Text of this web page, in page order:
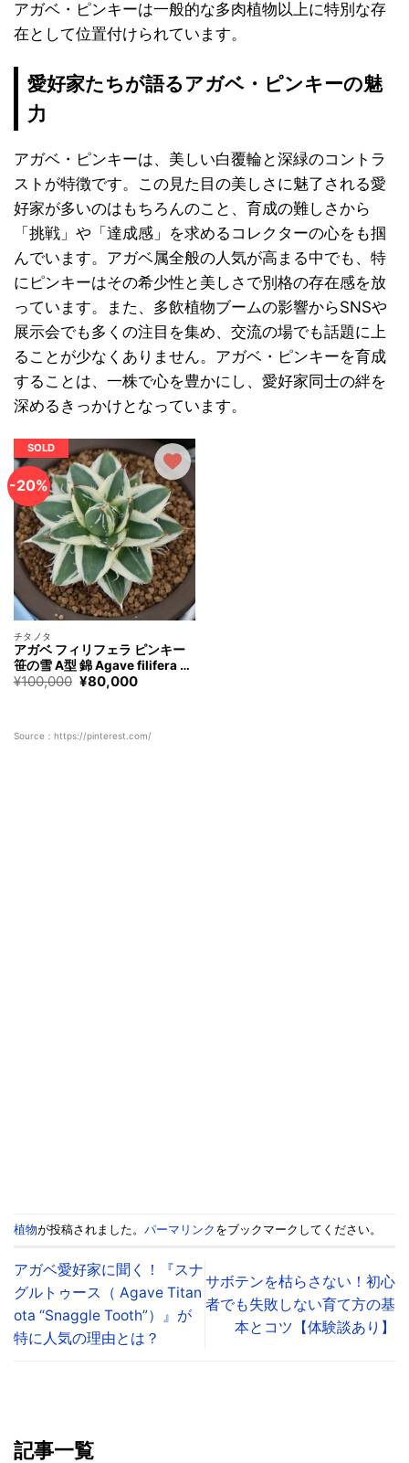
アガベ・ピンキーは一般的な多肉植物以上に特別な存
在として位置付けられています。
愛好家たちが語るアガベ・ピンキーの魅
力
アガベ・ピンキーは、美しい白覆輪と深緑のコントラ
ストが特徴です。この見た目の美しさに魅了される愛
好家が多いのはもちろんのこと、育成の難しさから
「挑戦」や「達成感」を求めるコレクターの心をも掴
んでいます。アガベ属全般の人気が高まる中でも、特
にピンキーはその希少性と美しさで別格の存在感を放
っています。また、多飲植物ブームの影響からSNSや
展示会でも多くの注目を集め、交流の場でも話題に上
ることが少なくありません。アガベ・ピンキーを育成
することは、一株で心を豊かにし、愛好家同士の絆を
深めるきっかけとなっています。
-20%
SOLD
チタノタ
アガベ フィリフェラ ピンキー
笹の雪 A型 錦 Agave filifera va
r. compacta ‘Pinky’
¥100,000 元
の
¥100,000
¥80,000現
は
Source：https://pinterest.com/
植物が投稿されました。 パーマリンク をブックマークしてください。
アガベ愛好家に聞く！『スナ
グルトゥース（ Agave Titan
ota “Snaggle Tooth”）』が
特に人気の理由とは？
サボテンを枯らさない！初心
者でも失敗しない育て方の基
本とコツ【体験談あり】
記事一覧